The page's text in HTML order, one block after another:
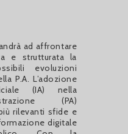
ad affrontare
e strutturata la
evoluzioni
P.A. L’adozione
(IA) nella
(PA)
rilevanti sfide e
digitale